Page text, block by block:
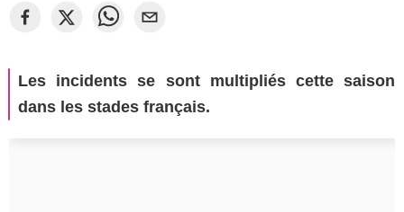
Les incidents se sont multipliés cette saison
dans les stades français.